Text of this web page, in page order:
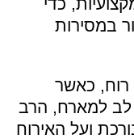
במסירות
כאשר
לב למארח, הרב
ועל האירוח